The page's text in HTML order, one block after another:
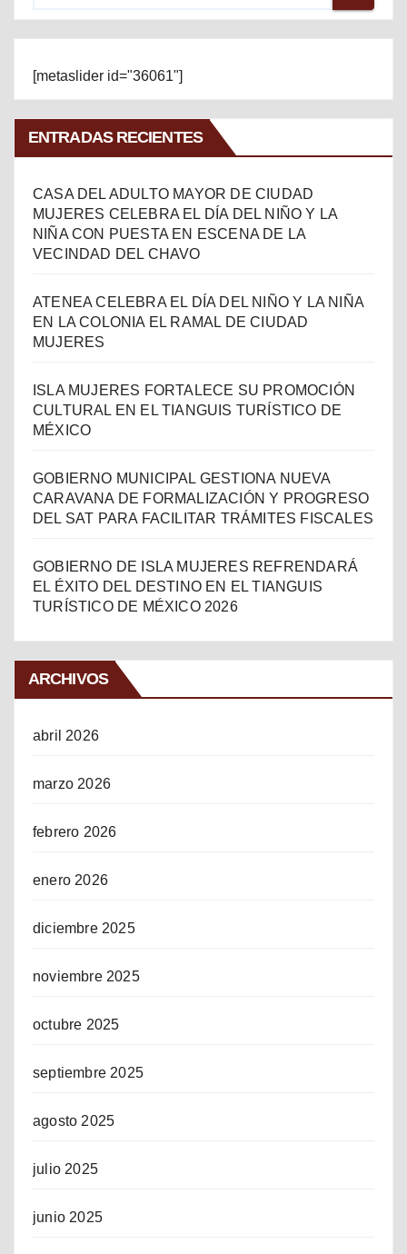
[metaslider id="36061"]
ENTRADAS RECIENTES
CASA DEL ADULTO MAYOR DE CIUDAD
MUJERES CELEBRA EL DÍA DEL NIÑO Y LA
NIÑA CON PUESTA EN ESCENA DE LA
VECINDAD DEL CHAVO
ATENEA CELEBRA EL DÍA DEL NIÑO Y LA NIÑA
EN LA COLONIA EL RAMAL DE CIUDAD
MUJERES
ISLA MUJERES FORTALECE SU PROMOCIÓN
CULTURAL EN EL TIANGUIS TURÍSTICO DE
MÉXICO
GOBIERNO MUNICIPAL GESTIONA NUEVA
CARAVANA DE FORMALIZACIÓN Y PROGRESO
DEL SAT PARA FACILITAR TRÁMITES FISCALES
GOBIERNO DE ISLA MUJERES REFRENDARÁ
EL ÉXITO DEL DESTINO EN EL TIANGUIS
TURÍSTICO DE MÉXICO 2026
ARCHIVOS
abril 2026
marzo 2026
febrero 2026
enero 2026
diciembre 2025
noviembre 2025
octubre 2025
septiembre 2025
agosto 2025
julio 2025
junio 2025